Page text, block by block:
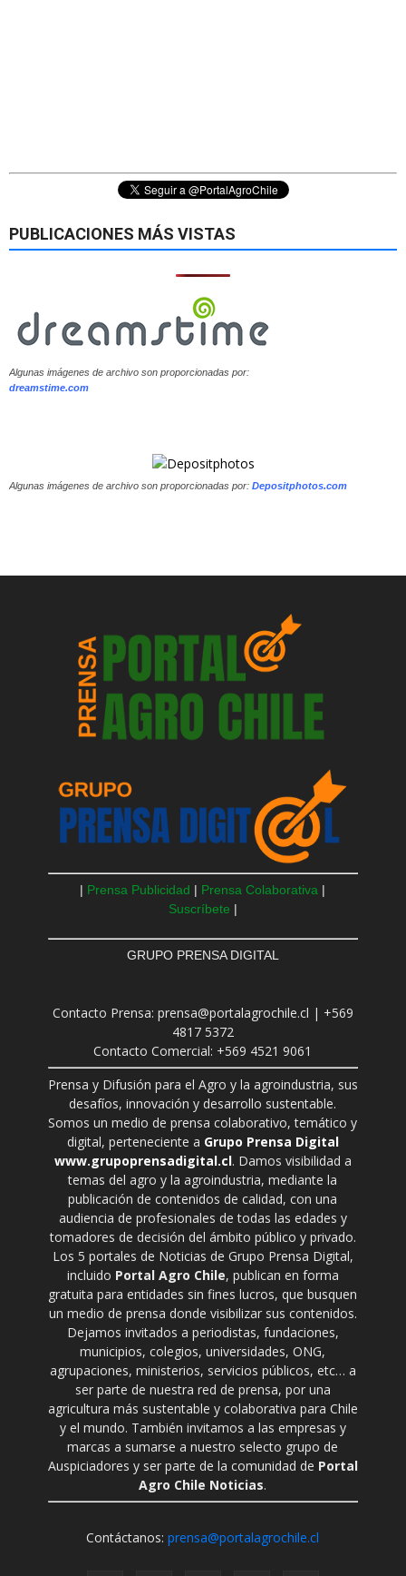
PUBLICACIONES MÁS VISTAS
Algunas imágenes de archivo son proporcionadas por:
dreamstime.com
Algunas imágenes de archivo son proporcionadas por: Depositphotos.com
| Prensa Publicidad | Prensa Colaborativa |
Suscríbete |
GRUPO PRENSA DIGITAL
Contacto Prensa: prensa@portalagrochile.cl | +569
4817 5372
Contacto Comercial: +569 4521 9061
Prensa y Difusión para el Agro y la agroindustria, sus
desafíos, innovación y desarrollo sustentable.
Somos un medio de prensa colaborativo, temático y
digital, perteneciente a Grupo Prensa Digital
www.grupoprensadigital.cl. Damos visibilidad a
temas del agro y la agroindustria, mediante la
publicación de contenidos de calidad, con una
audiencia de profesionales de todas las edades y
tomadores de decisión del ámbito público y privado.
Los 5 portales de Noticias de Grupo Prensa Digital,
incluido Portal Agro Chile, publican en forma
gratuita para entidades sin fines lucros, que busquen
un medio de prensa donde visibilizar sus contenidos.
Dejamos invitados a periodistas, fundaciones,
municipios, colegios, universidades, ONG,
agrupaciones, ministerios, servicios públicos, etc… a
ser parte de nuestra red de prensa, por una
agricultura más sustentable y colaborativa para Chile
y el mundo. También invitamos a las empresas y
marcas a sumarse a nuestro selecto grupo de
Auspiciadores y ser parte de la comunidad de Portal
Agro Chile Noticias.
Contáctanos:prensa@portalagrochile.cl